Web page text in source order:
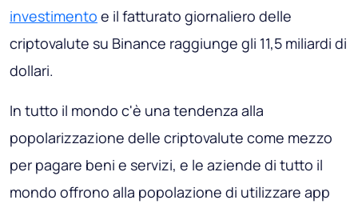
investimento e il fatturato giornaliero delle
criptovalute su Binance raggiunge gli 11,5 miliardi di
dollari.
In tutto il mondo c'è una tendenza alla
popolarizzazione delle criptovalute come mezzo
per pagare beni e servizi, e le aziende di tutto il
mondo offrono alla popolazione di utilizzare app